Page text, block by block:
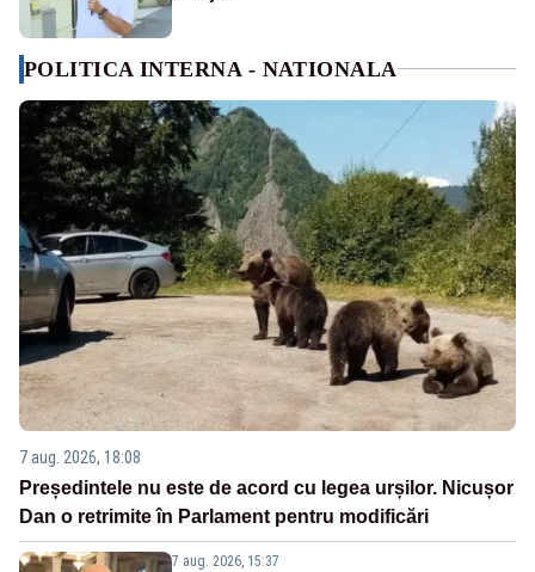
POLITICA INTERNA - NATIONALA
7 aug. 2026, 18:08
Președintele nu este de acord cu legea urșilor. Nicușor
Dan o retrimite în Parlament pentru modificări
7 aug. 2026, 15:37